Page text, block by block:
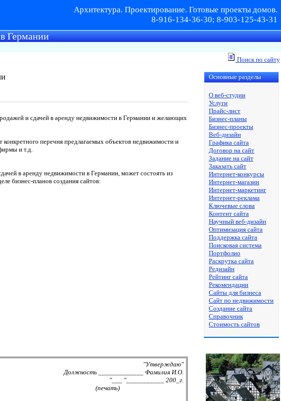
Архитектура. Проектирование. Готовые проекты домов.
8-916-134-36-30; 8-903-125-43-31
Германии
Поиск по сайту
и сдачей в аренду недвижимости в Германии и желающих
перечня предлагаемых объектов недвижимости и
и т.д.
в аренду недвижимости в Германии, может состоять из
бизнес-планов создания сайтов:
"Утверждаю"
Должность _____________ Фамилия И.О.
"___ "___________ 200_г.
(печать)
Основные разделы
О веб-студии
Услуги
Прайс-лист
Бизнес-планы
Бизнес-проекты
Веб-дизайн
Графика сайта
Договор на сайт
Задание на сайт
Заказать сайт
Интернет-конкурсы
Интернет-магазин
Интернет-маркетинг
Интернет-реклама
Ключевые слова
Контент сайта
Научный веб-дизайн
Оптимизация сайта
Поддержка сайта
Поисковая система
Портфолио
Раскрутка сайта
Редизайн
Рейтинг сайта
Рекомендации
Сайты для бизнеса
Сайт по недвижимости
Создание сайта
Справочник
Стоимость сайтов